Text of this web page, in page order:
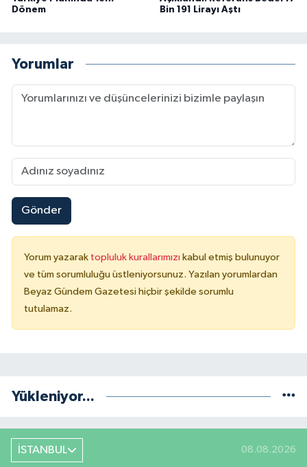
Dönem
Bin 191 Lirayı Aştı
Yorumlar
Gönder
Yorum yazarak topluluk kurallarımızı kabul etmiş bulunuyor
ve tüm sorumluluğu üstleniyorsunuz. Yazılan yorumlardan
Beyaz Gündem Gazetesi hiçbir şekilde sorumlu
tutulamaz.
Yükleniyor...
İSTANBUL 08.08.2026